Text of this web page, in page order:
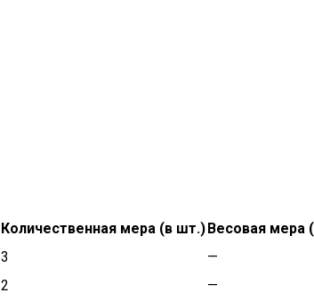
Количественная мера (в шт.)Весовая мера
3
—
2
—